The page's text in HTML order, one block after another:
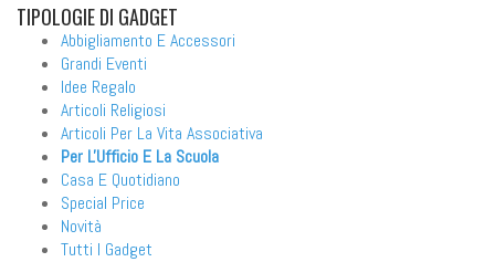
TIPOLOGIEDI GADGET
Abbigliamento E Accessori
Grandi Eventi
Idee Regalo
Articoli Religiosi
Articoli Per La Vita Associativa
Per L'Ufficio E La Scuola
Casa E Quotidiano
Special Price
Novità
Tutti I Gadget